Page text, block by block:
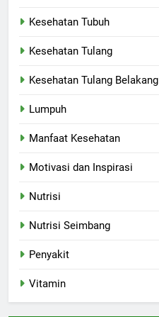
Kesehatan Tubuh
Kesehatan Tulang
Kesehatan Tulang Belakang
Lumpuh
Manfaat Kesehatan
Motivasi dan Inspirasi
Nutrisi
Nutrisi Seimbang
Penyakit
Vitamin